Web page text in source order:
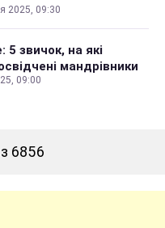
2025, 09:30
5 звичок, на які
мандрівники
09:00
6856